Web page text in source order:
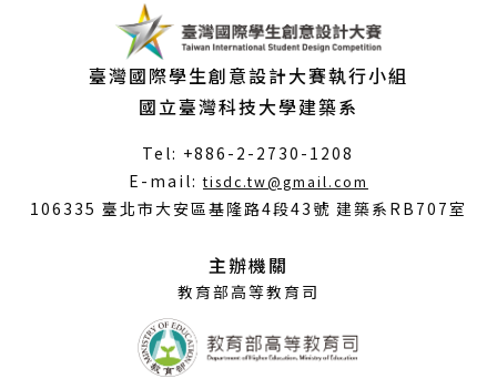
臺灣國際學生創意設計大賽執行小組
國立臺灣科技大學建築系
Tel: +886-2-2730-1208
E-mail:tisdc.tw@gmail.com
開
106335 臺北市大安區基隆路4段43號 建築系RB707室
主辦機關
教育部高等教育司